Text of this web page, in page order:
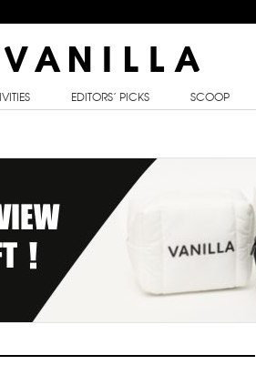
EDITORS’ PICKS SCOOP